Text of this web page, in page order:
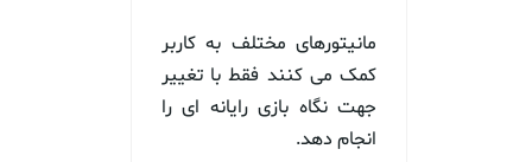
مانیتورهای مختلف به کاربر
کمک می کنند فقط با تغییر
جهت نگاه بازی رایانه ای را
انجام دهد.